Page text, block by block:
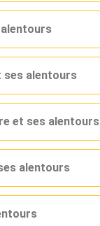
ses alentours
et ses alentours
alentours